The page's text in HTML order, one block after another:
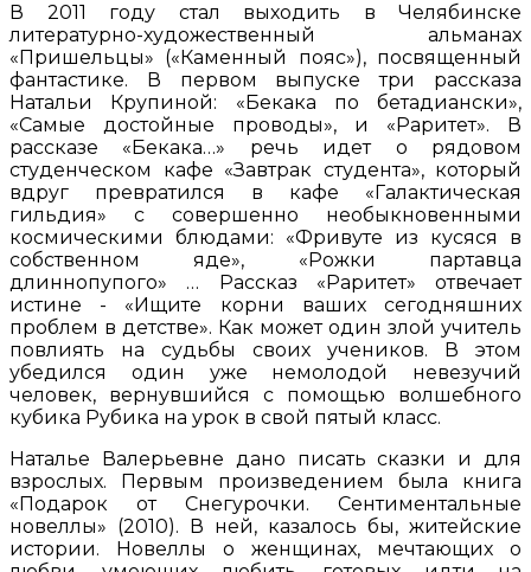
В 2011 году стал выходить в Челябинске
литературно-художественный альманах
«Пришельцы» («Каменный пояс»), посвященный
фантастике. В первом выпуске три рассказа
Натальи Крупиной: «Бекака по бетадиански»,
«Самые достойные проводы», и «Раритет». В
рассказе «Бекака…» речь идет о рядовом
студенческом кафе «Завтрак студента», который
вдруг превратился в кафе «Галактическая
гильдия» с совершенно необыкновенными
космическими блюдами: «Фривуте из кусяся в
собственном яде», «Рожки партавца
длиннопупого» … Рассказ «Раритет» отвечает
истине - «Ищите корни ваших сегодняшних
проблем в детстве». Как может один злой учитель
повлиять на судьбы своих учеников. В этом
убедился один уже немолодой невезучий
человек, вернувшийся с помощью волшебного
кубика Рубика на урок в свой пятый класс.
Наталье Валерьевне дано писать сказки и для
взрослых. Первым произведением была книга
«Подарок от Снегурочки. Сентиментальные
новеллы» (2010). В ней, казалось бы, житейские
истории. Новеллы о женщинах, мечтающих о